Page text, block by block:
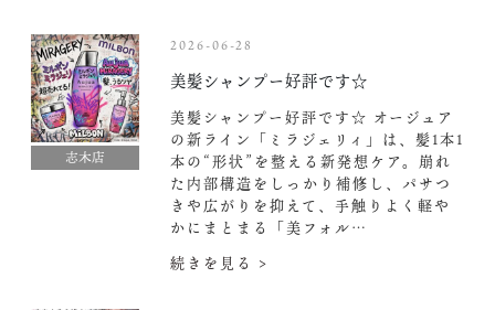
志木店
2026-06-28
美髪シャンプー好評です☆
美髪シャンプー好評です☆ オージュア
の新ライン「ミラジェリィ」は、髪1本1
本の“形状”を整える新発想ケア。崩れ
た内部構造をしっかり補修し、パサつ
きや広がりを抑えて、手触りよく軽や
かにまとまる「美フォル…
続きを見る >